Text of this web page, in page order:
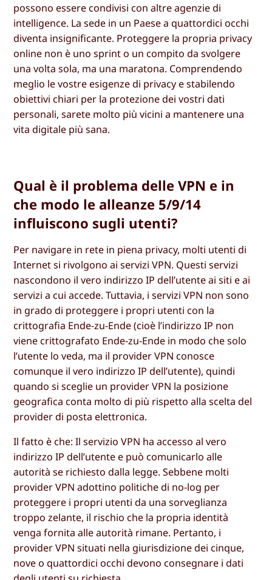
possono essere condivisi con altre agenzie di
intelligence. La sede in un Paese a quattordici occhi
diventa insignificante. Proteggere la propria privacy
online non è uno sprint o un compito da svolgere
una volta sola, ma una maratona. Comprendendo
meglio le vostre esigenze di privacy e stabilendo
obiettivi chiari per la protezione dei vostri dati
personali, sarete molto più vicini a mantenere una
vita digitale più sana.
Qual è il problema delle VPN e in
che modo le alleanze 5/9/14
influiscono sugli utenti?
Per navigare in rete in piena privacy, molti utenti di
Internet si rivolgono ai servizi VPN. Questi servizi
nascondono il vero indirizzo IP dell’utente ai siti e ai
servizi a cui accede. Tuttavia, i servizi VPN non sono
in grado di proteggere i propri utenti con la
crittografia Ende-zu-Ende (cioè l’indirizzo IP non
viene crittografato Ende-zu-Ende in modo che solo
l’utente lo veda, ma il provider VPN conosce
comunque il vero indirizzo IP dell’utente), quindi
quando si sceglie un provider VPN la posizione
geografica conta molto di più rispetto alla scelta del
provider di posta elettronica.
Il fatto è che: Il servizio VPN ha accesso al vero
indirizzo IP dell’utente e può comunicarlo alle
autorità se richiesto dalla legge. Sebbene molti
provider VPN adottino politiche di no-log per
proteggere i propri utenti da una sorveglianza
troppo zelante, il rischio che la propria identità
venga fornita alle autorità rimane. Pertanto, i
provider VPN situati nella giurisdizione dei cinque,
nove o quattordici occhi devono consegnare i dati